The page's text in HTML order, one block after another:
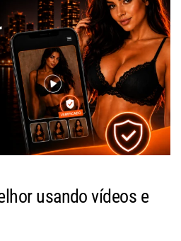
usando vídeos e